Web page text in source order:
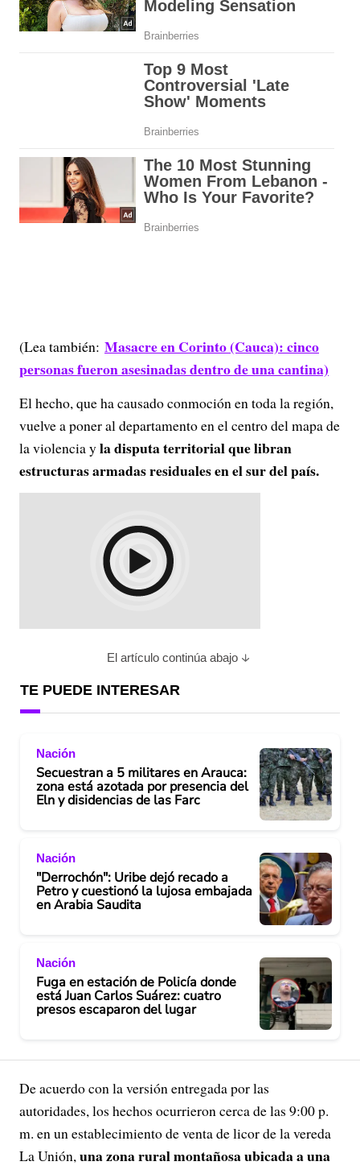
(Lea también: Masacre en Corinto (Cauca): cinco
personas fueron asesinadas dentro de una cantina)
El hecho, que ha causado conmoción en toda la región,
vuelve a poner al departamento en el centro del mapa de
la violencia yla disputa territorial que libran
estructuras armadas residuales en el sur del país.
El artículo continúa abajo
TE PUEDE INTERESAR
Nación
Secuestran a 5 militares en Arauca:
zona está azotada por presencia del
Eln y disidencias de las Farc
Nación
"Derrochón": Uribe dejó recado a
Petro y cuestionó la lujosa embajada
en Arabia Saudita
Nación
Fuga en estación de Policía donde
está Juan Carlos Suárez: cuatro
presos escaparon del lugar
De acuerdo con la versión entregada por las
autoridades, los hechos ocurrieron cerca de las 9:00 p.
m. en un establecimiento de venta de licor de la vereda
La Unión,una zona rural montañosa ubicada a una